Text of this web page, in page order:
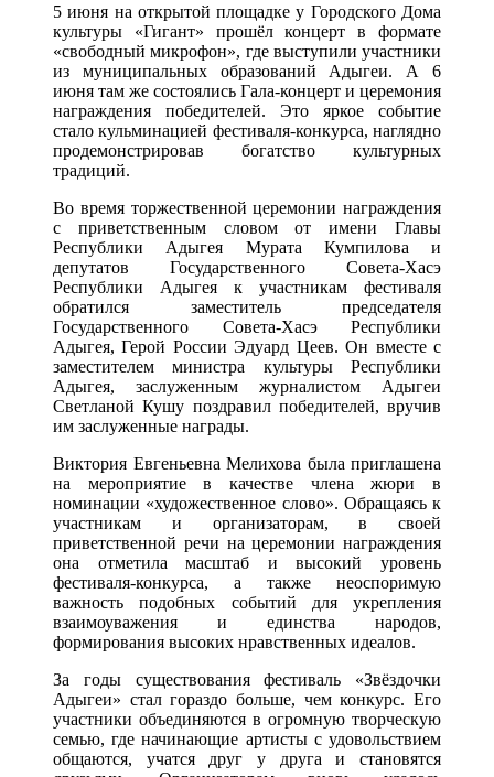
5 июня на открытой площадке у Городского Дома
культуры «Гигант» прошёл концерт в формате
«свободный микрофон», где выступили участники
из муниципальных образований Адыгеи. А 6
июня там же состоялись Гала-концерт и церемония
награждения победителей. Это яркое событие
стало кульминацией фестиваля-конкурса, наглядно
продемонстрировав богатство культурных
традиций.
Во время торжественной церемонии награждения
с приветственным словом от имени Главы
Республики Адыгея Мурата Кумпилова и
депутатов Государственного Совета-Хасэ
Республики Адыгея к участникам фестиваля
обратился заместитель председателя
Государственного Совета-Хасэ Республики
Адыгея, Герой России Эдуард Цеев. Он вместе с
заместителем министра культуры Республики
Адыгея, заслуженным журналистом Адыгеи
Светланой Кушу поздравил победителей, вручив
им заслуженные награды.
Виктория Евгеньевна Мелихова была приглашена
на мероприятие в качестве члена жюри в
номинации «художественное слово». Обращаясь к
участникам и организаторам, в своей
приветственной речи на церемонии награждения
она отметила масштаб и высокий уровень
фестиваля-конкурса, а также неоспоримую
важность подобных событий для укрепления
взаимоуважения и единства народов,
формирования высоких нравственных идеалов.
За годы существования фестиваль «Звёздочки
Адыгеи» стал гораздо больше, чем конкурс. Его
участники объединяются в огромную творческую
семью, где начинающие артисты с удовольствием
общаются, учатся друг у друга и становятся